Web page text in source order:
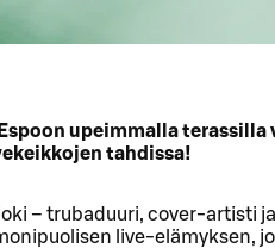
upeimmalla
tahdissa!
– trubaduuri, cover-artisti
live-elämyksen,